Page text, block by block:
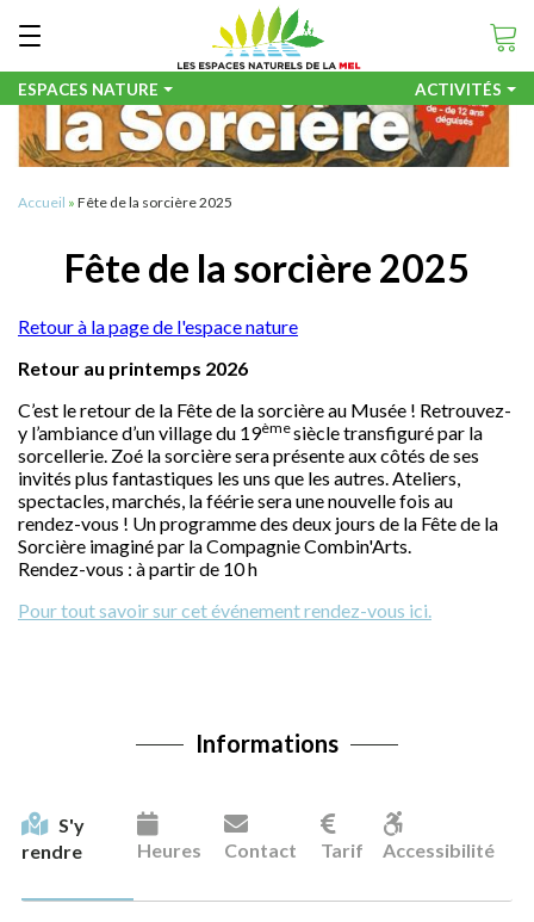
principal

ESPACES NATURE ACTIVITÉS
Accueil Fête de la sorcière 2025
Fête de la sorcière 2025
Retour à la page de l'espace nature
Retour au printemps 2026
C’est le retour de la Fête de la sorcière au Musée ! Retrouvez-
y l’ambiance d’un village du 19èmesiècle transfiguré par la
sorcellerie. Zoé la sorcière sera présente aux côtés de ses
invités plus fantastiques les uns que les autres. Ateliers,
spectacles, marchés, la féérie sera une nouvelle fois au
rendez-vous ! Un programme des deux jours de la Fête de la
Sorcière imaginé par la Compagnie Combin'Arts.
Rendez-vous : à partir de 10 h
Pour tout savoir sur cet événement rendez-vous ici.
Informations
S'y
rendre
Heures Contact Tarif Accessibilité
Panneau de gestion des cookies